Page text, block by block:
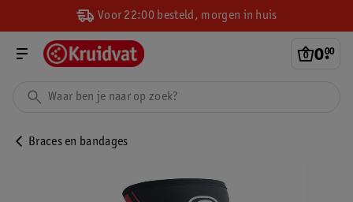
Voor 22:00 besteld, morgen in huis
0.
00
Braces en bandages